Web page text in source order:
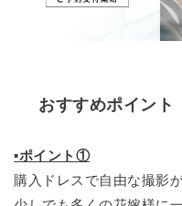
おすすめポイント
▪ポイント①
購入ドレスで自由な撮影